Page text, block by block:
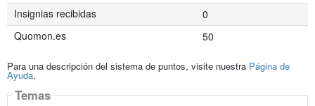
Insignias recibidas
0
Quomon.es
50
Para una descripción del sistema de puntos, visite nuestra Página de
Ayuda.
Temas